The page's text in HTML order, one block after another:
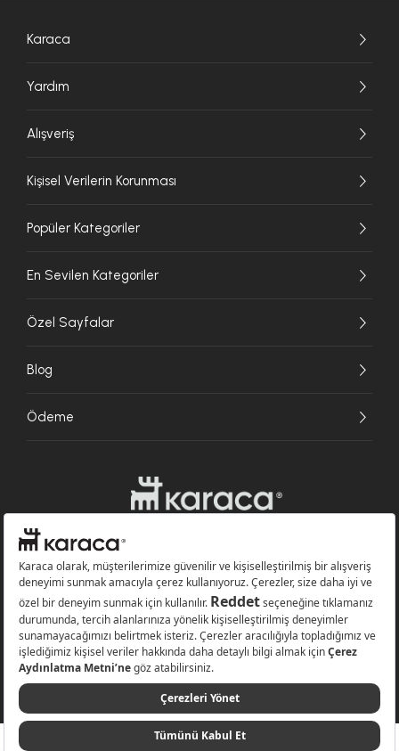
Karaca
Yardım
Alışveriş
Kişisel Verilerin Korunması
Popüler Kategoriler
En Sevilen Kategoriler
Özel Sayfalar
Blog
Ödeme
Websitesinde kullanılan bazı görseller yapay zekâ (AI) ile üretilmiştir.
Karaca.com © 2026 - Karaca Züccaciye A.Ş. Tüm hakları saklıdır.